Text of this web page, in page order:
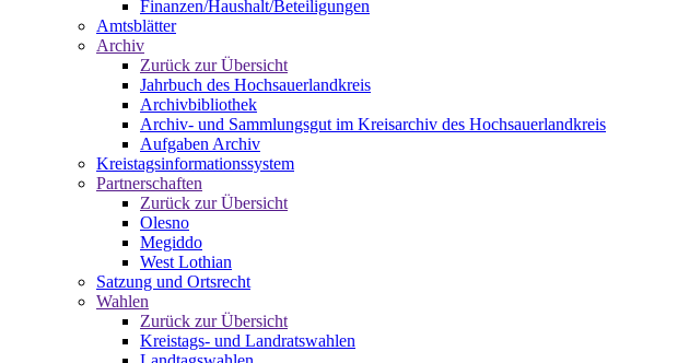
Finanzen/Haushalt/Beteiligungen
Amtsblätter
Archiv
Zurück zur Übersicht
Jahrbuch des Hochsauerlandkreis
Archivbibliothek
Archiv- und Sammlungsgut im Kreisarchiv des Hochsauerlandkreis
Aufgaben Archiv
Kreistagsinformationssystem
Partnerschaften
Zurück zur Übersicht
Olesno
Megiddo
West Lothian
Satzung und Ortsrecht
Wahlen
Zurück zur Übersicht
Kreistags- und Landratswahlen